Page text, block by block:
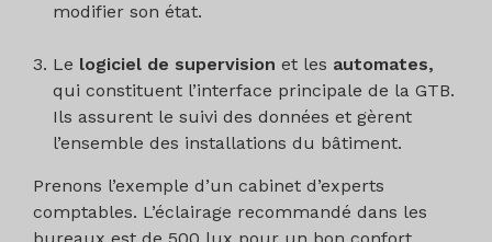
modifier son état.
Le logiciel de supervision et les automates,
qui constituent l’interface principale de la GTB.
Ils assurent le suivi des données et gèrent
l’ensemble des installations du bâtiment.
Prenons l’exemple d’un cabinet d’experts
comptables. L’éclairage recommandé dans les